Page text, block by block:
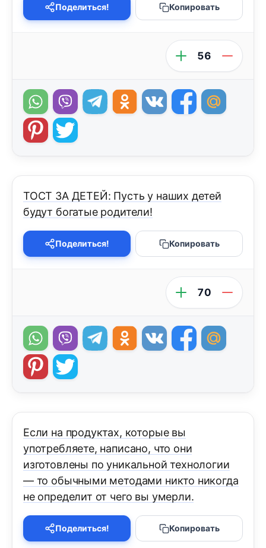
Поделиться! Копировать
56
ТОСТ ЗА ДЕТЕЙ: Пусть у наших детей
будут богатые родители!
Поделиться! Копировать
70
Если на продуктах, которые вы
употребляете, написано, что они
изготовлены по уникальной технологии
— то обычными методами никто никогда
не определит от чего вы умерли.
Поделиться! Копировать